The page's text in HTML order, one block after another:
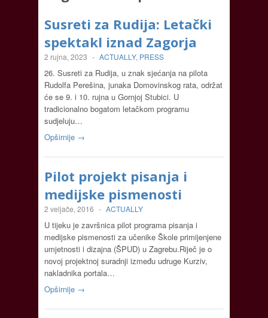
Susreti za Rudija: Letački
spektakl iznad Zagorja
2 rujna, 2023 - ACTUALLY, PRESS
26. Susreti za Rudija, u znak sjećanja na pilota
Rudolfa Perešina, junaka Domovinskog rata, održat
će se 9. i 10. rujna u Gornjoj Stubici. U
tradicionalno bogatom letačkom programu
sudjeluju…
Opširnije →
Pilot projekt pisanja i
medijske pismenosti
2 veljače, 2016 - ACTUALLY
U tijeku je završnica pilot programa pisanja i
medijske pismenosti za učenike Škole primijenjene
umjetnosti i dizajna (ŠPUD) u Zagrebu.Riječ je o
novoj projektnoj suradnji između udruge Kurziv,
nakladnika portala…
Opširnije →